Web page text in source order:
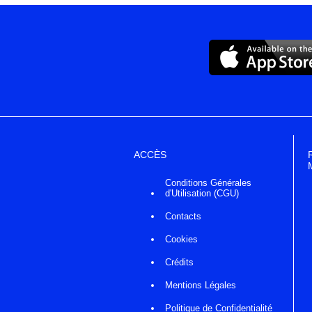
ACCÈS
Conditions Générales
d'Utilisation (CGU)
Contacts
Cookies
Crédits
Mentions Légales
Politique de Confidentialité